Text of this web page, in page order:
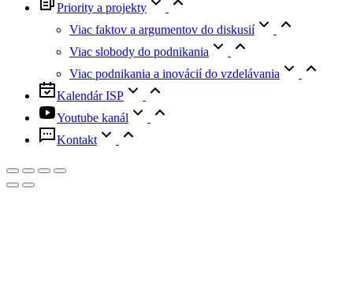
Priority a projekty
Viac faktov a argumentov do diskusií
Viac slobody do podnikania
Viac podnikania a inovácií do vzdelávania
Kalendár ISP
Youtube kanál
Kontakt